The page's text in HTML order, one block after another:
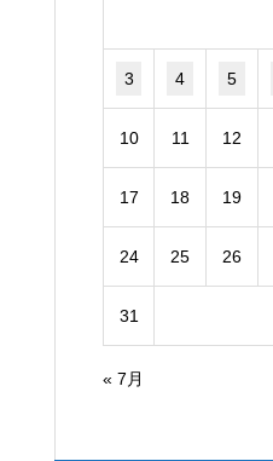
3 4 5
10 11 12
17 18 19
24 25 26
31
« 7月